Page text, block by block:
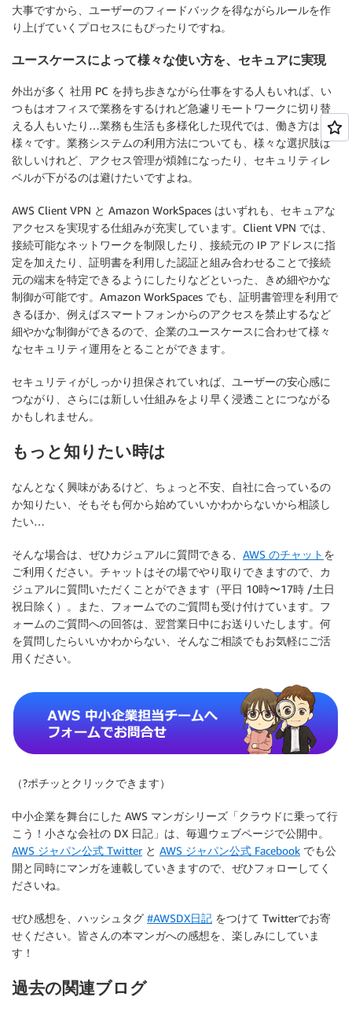
大事ですから、ユーザーのフィードバックを得ながらルールを作
り上げていくプロセスにもぴったりですね。
ユースケースによって様々な使い方を、セキュアに実現
外出が多く 社用 PC を持ち歩きながら仕事をする人もいれば、い
つもはオフィスで業務をするけれど急遽リモートワークに切り替
える人もいたり…業務も生活も多様化した現代では、働き方は
様々です。業務システムの利用方法についても、様々な選択肢は
欲しいけれど、アクセス管理が煩雑になったり、セキュリティレ
ベルが下がるのは避けたいですよね。
AWS Client VPN と Amazon WorkSpaces はいずれも、セキュアな
アクセスを実現する仕組みが充実しています。Client VPN では、
接続可能なネットワークを制限したり、接続元の IP アドレスに指
定を加えたり、証明書を利用した認証と組み合わせることで接続
元の端末を特定できるようにしたりなどといった、きめ細やかな
制御が可能です。Amazon WorkSpaces でも、証明書管理を利用で
きるほか、例えばスマートフォンからのアクセスを禁止するなど
細やかな制御ができるので、企業のユースケースに合わせて様々
なセキュリティ運用をとることができます。
セキュリティがしっかり担保されていれば、ユーザーの安心感に
つながり、さらには新しい仕組みをより早く浸透ことにつながる
かもしれません。
もっと知りたい時は
なんとなく興味があるけど、ちょっと不安、自社に合っているの
か知りたい、そもそも何から始めていいかわからないから相談し
たい…
そんな場合は、ぜひカジュアルに質問できる、 AWS のチャット を
ご利用ください。チャットはその場でやり取りできますので、カ
ジュアルに質問いただくことができます（平日 10時〜17時 /土日
祝日除く）。また、フォームでのご質問も受け付けています。フ
ォームのご質問への回答は、翌営業日中にお送りいたします。何
を質問したらいいかわからない、そんなご相談でもお気軽にご活
用ください。
（?ポチッとクリックできます）
中小企業を舞台にした AWS マンガシリーズ「クラウドに乗って行
こう！小さな会社の DX 日記」は、毎週ウェブページで公開中。
AWS ジャパン公式 Twitterと AWS ジャパン公式 Facebook でも公
開と同時にマンガを連載していきますので、ぜひフォローしてく
ださいね。
ぜひ感想を、ハッシュタグ #AWSDX日記 をつけて Twitterでお寄
せください。皆さんの本マンガへの感想を、楽しみにしていま
す！
過去の関連ブログ